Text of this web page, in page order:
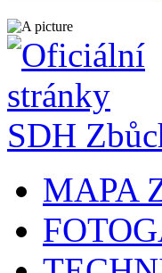
MAPA